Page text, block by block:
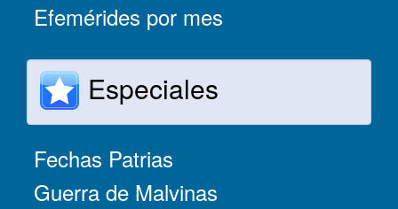
Efemérides por mes
Especiales
Fechas Patrias
Guerra de Malvinas